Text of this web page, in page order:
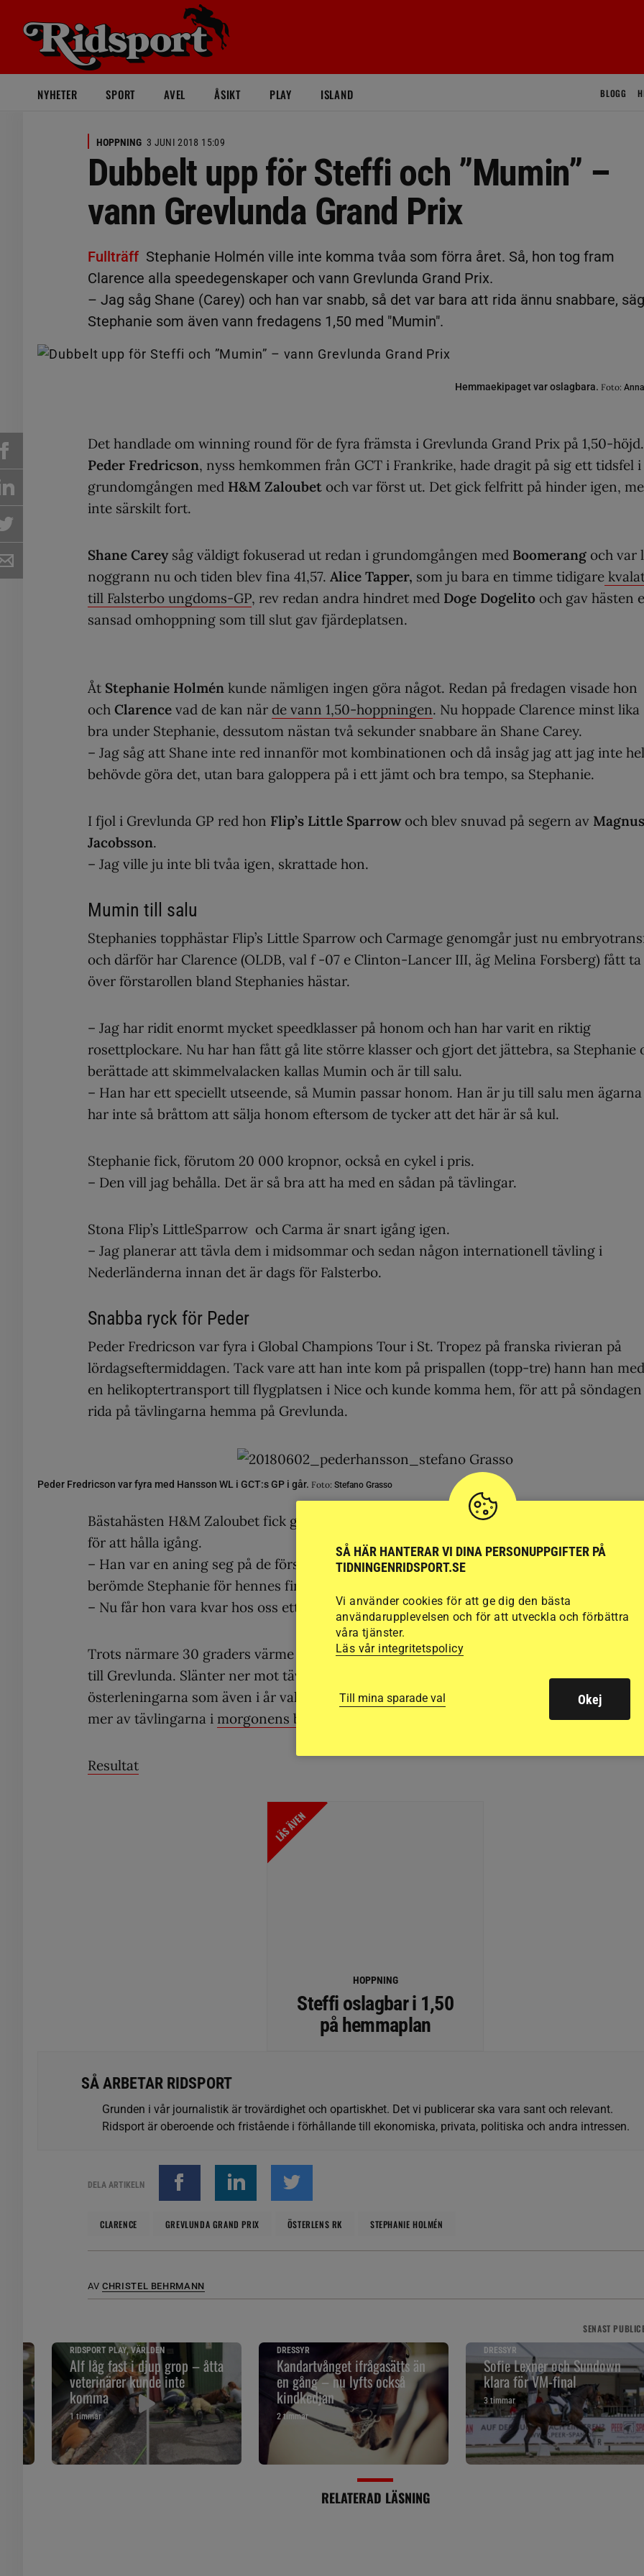
NYHETER SPORT AVEL ÅSIKT PLAY ISLAND BLOGG
HOPPNING 3 JUNI 2018 15:09
Dubbelt upp för Steffi och ”Mumin” –
vann Grevlunda Grand Prix
Fullträff Stephanie Holmén ville inte komma tvåa som förra året. Så, hon tog fram
Clarence alla speedegenskaper och vann Grevlunda Grand Prix.
– Jag såg Shane (Carey) och han var snabb, så det var bara att rida ännu snabbare,
Stephanie som även vann fredagens 1,50 med "Mumin".
Hemmaekipaget var oslagbara. Foto:
Det handlade om winning round för de fyra främsta i Grevlunda Grand Prix på 1,50-höjd.
Peder Fredricson, nyss hemkommen från GCT i Frankrike, hade dragit på sig ett tidsfel i
grundomgången med H&M Zaloubet och var först ut. Det gick felfritt på hinder igen,
inte särskilt fort.
Shane Carey såg väldigt fokuserad ut redan i grundomgången med Boomerang och var
noggrann nu och tiden blev fina 41,57. Alice Tapper, som ju bara en timme tidigare
till Falsterbo ungdoms-GP, rev redan andra hindret med Doge Dogelito och gav hästen
sansad omhoppning som till slut gav fjärdeplatsen.
Åt Stephanie Holmén kunde nämligen ingen göra något. Redan på fredagen visade hon
och Clarence vad de kan när de vann 1,50-hoppningen. Nu hoppade Clarence minst lika
bra under Stephanie, dessutom nästan två sekunder snabbare än Shane Carey.
– Jag såg att Shane inte red innanför mot kombinationen och då insåg jag att jag inte
behövde göra det, utan bara galoppera på i ett jämt och bra tempo, sa Stephanie.
I fjol i Grevlunda GP red hon Flip’s Little Sparrow och blev snuvad på segern av Magnus
Jacobsson.
– Jag ville ju inte bli tvåa igen, skrattade hon.
Mumin till salu
Stephanies topphästar Flip’s Little Sparrow och Carmage genomgår just nu
och därför har Clarence (OLDB, val f -07 e Clinton-Lancer III, äg Melina Forsberg) fått ta
över förstarollen bland Stephanies hästar.
– Jag har ridit enormt mycket speedklasser på honom och han har varit en riktig
rosettplockare. Nu har han fått gå lite större klasser och gjort det jättebra, sa Stephanie
berättade att skimmelvalacken kallas Mumin och är till salu.
– Han har ett speciellt utseende, så Mumin passar honom. Han är ju till salu men ägarna
har inte så bråttom att sälja honom eftersom de tycker att det här är så kul.
Stephanie fick, förutom 20 000 kropnor, också en cykel i pris.
– Den vill jag behålla. Det är så bra att ha med en sådan på tävlingar.
Stona Flip’s LittleSparrow och Carma är snart igång igen.
– Jag planerar att tävla dem i midsommar och sedan någon internationell tävling i
Nederländerna innan det är dags för Falsterbo.
Snabba ryck för Peder
Peder Fredricson var fyra i Global Champions Tour i St. Tropez på franska rivieran på
lördagseftermiddagen. Tack vare att han inte kom på prispallen (topp-tre) hann han med
en helikoptertransport till flygplatsen i Nice och kunde komma hem, för att på söndagen
rida på tävlingarna hemma på Grevlunda.
Peder Fredricson var fyra med Hansson WL i GCT:s GP i går. Foto: Stefano Grasso
Bästahästen H&M Zaloubet fick gå några klasser med Stephanie tidigare under
för att hålla igång.
– Han var en aning seg på de första hindren men kom igång bra sedan, tyckte Peder och
berömde Stephanie för hennes fina ridning, inte minst efter segern i GP:n.
– Nu får hon vara kvar hos oss ett tag till, skojade han.
Trots närmare 30 graders värme i fyra dagar hade många åskådare, som vanligt, sökt sig
till Grevlunda. Slänter ner mot tävlingsbanan och alla sittplatser var fyllda av de många
österleningarna som även i år vallfärdat till Peder och Lisen Fredricsons anläggning – se
mer av tävlingarna i morgonens bildspecial
Resultat
LÄS ÄVEN
HOPPNING
Steffi oslagbar i 1,50
på hemmaplan
SÅ ARBETAR RIDSPORT
Grunden i vår journalistik är trovärdighet och opartiskhet. Det vi publicerar ska vara sant och relevant.
Ridsport är oberoende och fristående i förhållande till ekonomiska, privata, politiska och andra intressen.
DELA ARTIKELN
CLARENCE GREVLUNDA GRAND PRIX ÖSTERLENS RK STEPHANIE HOLMÉN
AV CHRISTEL BEHRMANN
SENAST
RIDSPORT PLAY, VÄRLDEN
Alf låg fast i djup grop – åtta
veterinärer kunde inte
komma
1 timmar
DRESSYR
Kandartvånget ifrågasätts än
en gång – nu lyfts också
kindkedjan
2 timmar
DRESSYR
Sofie Lexner och Sundown
klara för VM-final
3 timmar
RELATERAD LÄSNING
SÅ HÄR HANTERAR VI DINA PERSONUPPGIFTER PÅ
TIDNINGENRIDSPORT.SE
Vi använder cookies för att ge dig den bästa
användarupplevelsen och för att utveckla och förbättra
våra tjänster.
Läs vår integritetspolicy
Till mina sparade val Okej